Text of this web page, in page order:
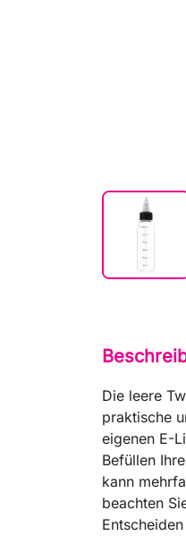
Die leere
praktische
eigenen E-
Befüllen
kann
beachten